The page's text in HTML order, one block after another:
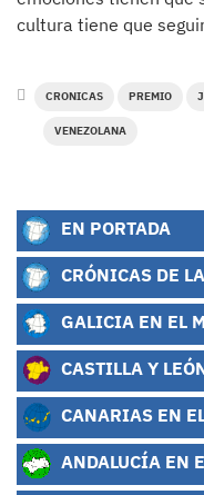
cultura tiene que
CRONICAS PREMIO
VENEZOLANA
EN PORTADA
CRÓNICAS DE
GALICIA EN EL
CASTILLA Y
CANARIAS EN
ANDALUCÍA EN